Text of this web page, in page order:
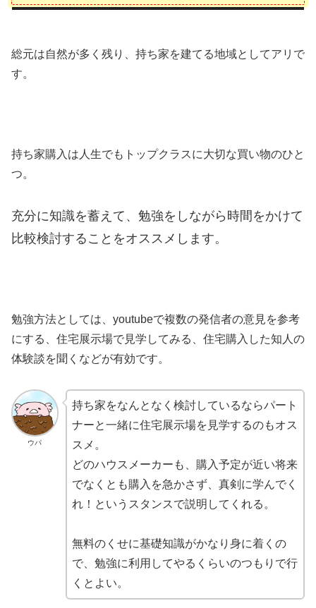
総元は自然が多く残り、持ち家を建てる地域としてアリで
す。
持ち家購入は人生でもトップクラスに大切な買い物のひと
つ。
充分に知識を蓄えて、勉強をしながら時間をかけて
比較検討することをオススメします。
勉強方法としては、youtubeで複数の発信者の意見を参考
にする、住宅展示場で見学してみる、住宅購入した知人の
体験談を聞くなどが有効です。
ウパ
持ち家をなんとなく検討しているならパート
ナーと一緒に住宅展示場を見学するのもオス
スメ。
どのハウスメーカーも、購入予定が近い将来
でなくとも購入を急かさず、真剣に学んでく
れ！というスタンスで説明してくれる。
無料のくせに基礎知識がかなり身に着くの
で、勉強に利用してやるくらいのつもりで行
くとよい。